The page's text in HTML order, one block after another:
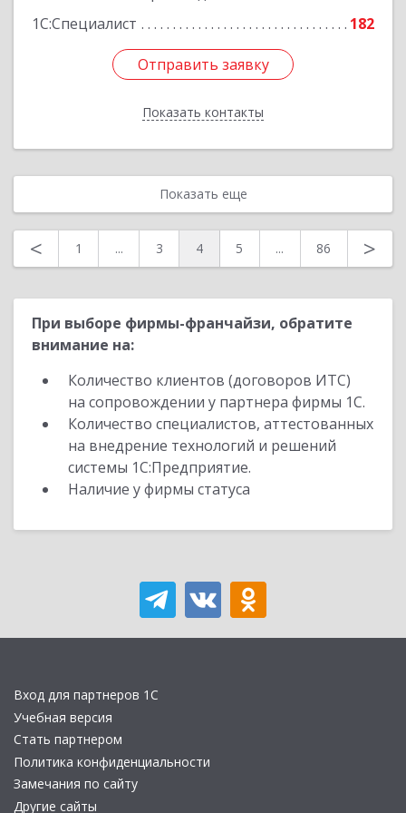
1С:Специалист
182
Отправить заявку
Показать контакты
Отправить заявку
Назад
Показать еще
< 1 ... 3 4 5 ... 86 >
При выборе фирмы-франчайзи, обратите
внимание на:
Количество клиентов (договоров ИТС)
на сопровождении у партнера фирмы 1С.
Количество специалистов, аттестованных
на внедрение технологий и решений
системы 1С:Предприятие.
Наличие у фирмы статуса
Вход для партнеров 1С
Учебная версия
Стать партнером
Политика конфиденциальности
Замечания по сайту
Другие сайты